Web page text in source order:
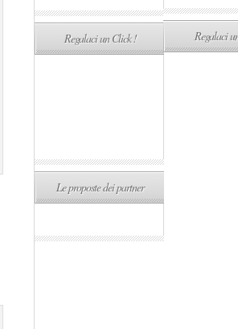
Regalaci un Click !
Le proposte dei partner
Regalaci